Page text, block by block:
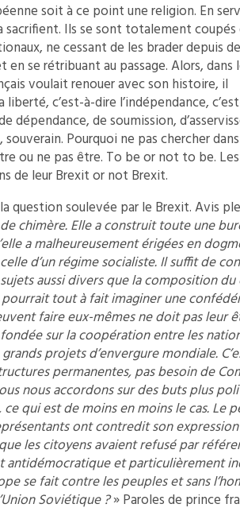
soit à ce point une religion. En
Ils se sont totalement coupés
ne cessant de les brader depuis
se rétribuant au passage. Alors, dans
voulait renouer avec son histoire, il
c’est-à-dire l’indépendance,
dépendance, de soumission,
Pourquoi ne pas chercher
ou ne pas être. To be or not to be.
de leur Brexit or not Brexit.
question soulevée par le Brexit. Avis
chimère. Elle a construit toute une
a malheureusement érigées en
d’un régime socialiste. Il suffit de
aussi divers que la composition
tout à fait imaginer une
faire eux-mêmes ne doit pas leur
sur la coopération entre les
projets d’envergure mondiale.
permanentes, pas besoin de
nous accordons sur des buts plus
qui est de moins en moins le cas. Le
ont contredit son
les citoyens avaient refusé par
antidémocratique et particulièrement
se fait contre les peuples et sans
Soviétique ?» Paroles de prince